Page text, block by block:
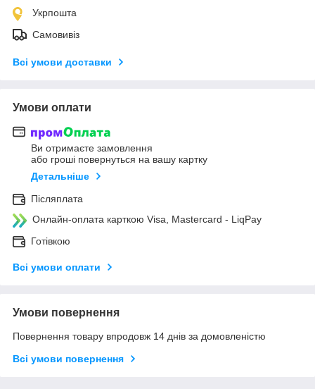
Укрпошта
Самовивіз
Всі умови доставки
Умови оплати
Ви отримаєте замовлення
або гроші повернуться на вашу картку
Детальніше
Післяплата
Онлайн-оплата карткою Visa, Mastercard - LiqPay
Готівкою
Всі умови оплати
Умови повернення
Повернення товару впродовж 14 днів за домовленістю
Всі умови повернення